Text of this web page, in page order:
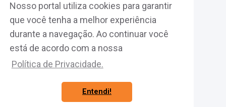
Nosso portal utiliza cookies para garantir
que você tenha a melhor experiência
durante a navegação. Ao continuar você
está de acordo com a nossa
Política de Privacidade.
Entendi!
Associe-se
Fazer Login